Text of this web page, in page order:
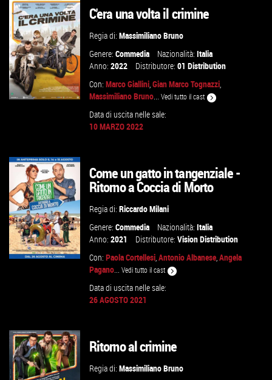
VAI ALLA SCHEDA
VAI ALLA SCHEDA
C'era una volta il crimine
Regia di:Massimiliano Bruno
Genere:Commedia Nazionalità:Italia
Anno:2022 Distributore:01 Distribution
Con:Marco Giallini,Gian Marco Tognazzi,
Massimiliano Bruno...Vedi tutto il cast
Data di uscita nelle sale:
10 MARZO 2022
VAI ALLA SCHEDA
Come un gatto in tangenziale -
Ritorno a Coccia di Morto
Regia di:Riccardo Milani
Genere:Commedia Nazionalità:Italia
Anno:2021 Distributore:Vision Distribution
Con:Paola Cortellesi,Antonio Albanese,Angela
Pagano...Vedi tutto il cast
Data di uscita nelle sale:
26 AGOSTO 2021
Ritorno al crimine
Regia di:Massimiliano Bruno